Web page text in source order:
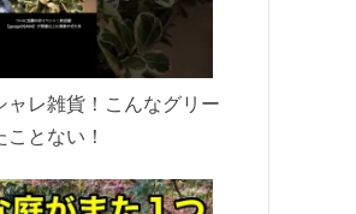
ャレ雑貨！こんなグリー
とない！